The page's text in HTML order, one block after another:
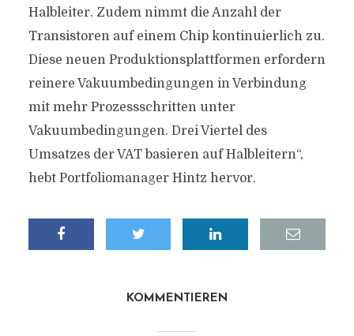
Halbleiter. Zudem nimmt die Anzahl der
Transistoren auf einem Chip kontinuierlich zu.
Diese neuen Produktionsplattformen erfordern
reinere Vakuumbedingungen in Verbindung
mit mehr Prozessschritten unter
Vakuumbedingungen. Drei Viertel des
Umsatzes der VAT basieren auf Halbleitern“,
hebt Portfoliomanager Hintz hervor.
KOMMENTIEREN